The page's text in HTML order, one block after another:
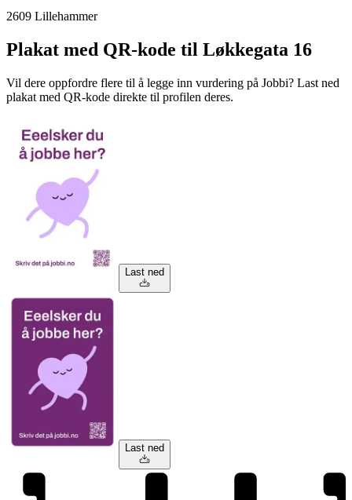
2609 Lillehammer
Plakat med QR-kode til Løkkegata 16
Vil dere oppfordre flere til å legge inn vurdering på Jobbi? Last ned
plakat med QR-kode direkte til profilen deres.
Last ned
Last ned